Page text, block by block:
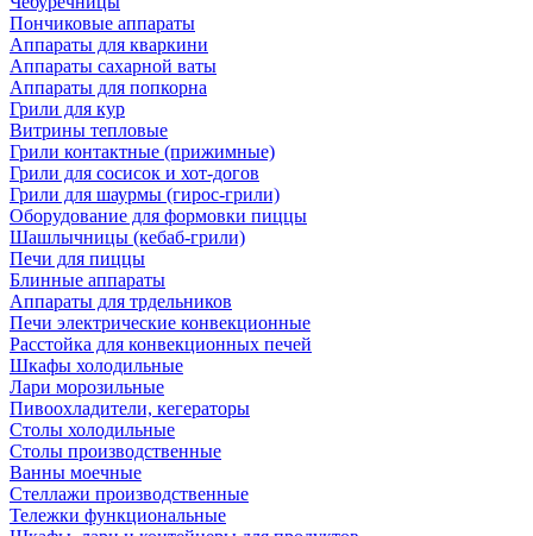
Пончиковые аппараты
Аппараты для кваркини
Аппараты сахарной ваты
Аппараты для попкорна
Грили для кур
Витрины тепловые
Грили контактные (прижимные)
Грили для сосисок и хот-догов
Грили для шаурмы (гирос-грили)
Оборудование для формовки пиццы
Шашлычницы (кебаб-грили)
Печи для пиццы
Блинные аппараты
Аппараты для трдельников
Печи электрические конвекционные
Расстойка для конвекционных печей
Шкафы холодильные
Лари морозильные
Пивоохладители, кегераторы
Столы холодильные
Столы производственные
Ванны моечные
Стеллажи производственные
Тележки функциональные